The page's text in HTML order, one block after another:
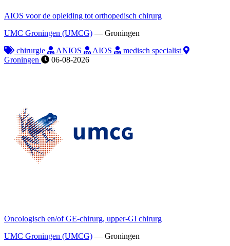
AIOS voor de opleiding tot orthopedisch chirurg
UMC Groningen (UMCG) — Groningen
chirurgie
ANIOS AIOS
medisch specialist
Groningen
06-08-2026
Oncologisch en/of GE-chirurg, upper-GI chirurg
UMC Groningen (UMCG) — Groningen